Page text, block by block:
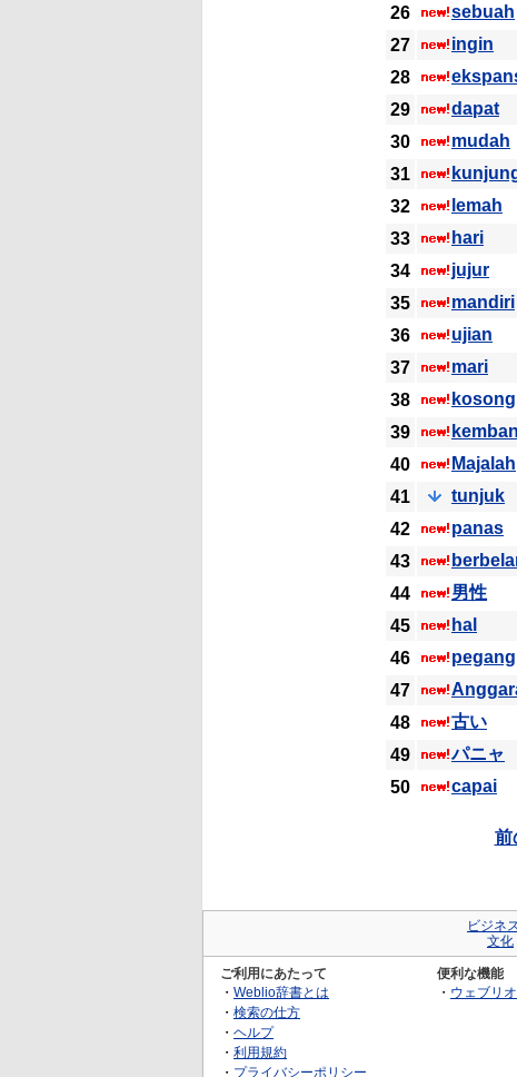
26
sebuah
27
ingin
28
29
dapat
30
mudah
31
32
lemah
33
hari
34
jujur
35
mandiri
36
ujian
37
mari
38
kosong
39
40
Majalah
41
tunjuk
42
panas
43
44
男性
45
hal
46
pegang
47
48
古い
49
パニャ
50
capai
前
ビジネス
文化
ご利用にあたって
・ Weblio辞書とは
・ 検索の仕方
・ ヘルプ
・ 利用規約
・ プライバシーポリシー
便利な機能
・ ウェブリ